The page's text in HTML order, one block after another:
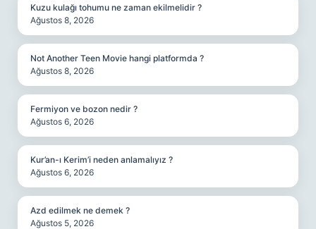
Kuzu kulağı tohumu ne zaman ekilmelidir ?
Ağustos 8, 2026
Not Another Teen Movie hangi platformda ?
Ağustos 8, 2026
Fermiyon ve bozon nedir ?
Ağustos 6, 2026
Kur’an-ı Kerim’i neden anlamalıyız ?
Ağustos 6, 2026
Azd edilmek ne demek ?
Ağustos 5, 2026